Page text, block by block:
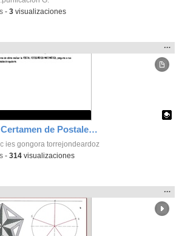
-3 visualizaciones
Bases del Certamen de Postales Postales Fotográficas Matemáticas II Edición 2026
en:
la
…
ies gongora torrejondeardoz
-314 visualizaciones
en:
la
…